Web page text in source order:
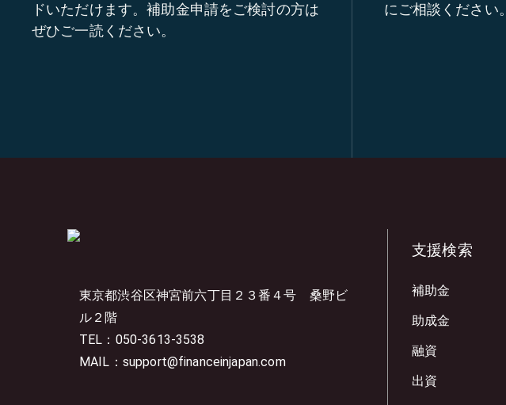
ドいただけます。補助金申請をご検討の方は
ぜひご一読ください。
にご相談ください。
東京都渋谷区神宮前六丁目２３番４号 桑野ビ
ル２階
TEL：050-3613-3538
MAIL：support@financeinjapan.com
支援検索
補助金
助成金
融資
出資